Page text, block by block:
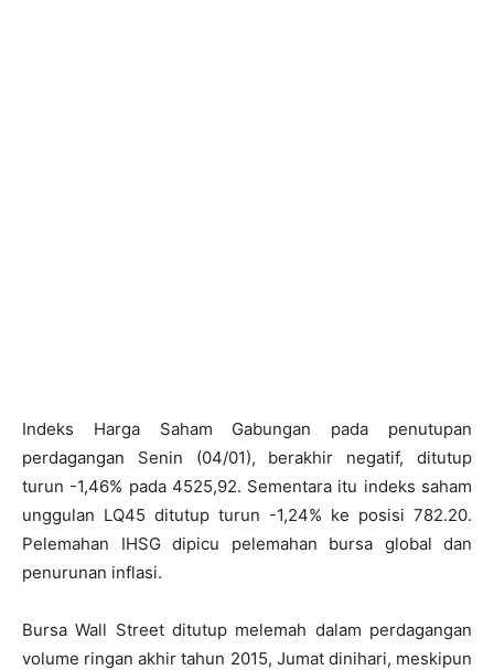
Indeks Harga Saham Gabungan pada penutupan
perdagangan Senin (04/01), berakhir negatif, ditutup
turun -1,46% pada 4525,92. Sementara itu indeks saham
unggulan LQ45 ditutup turun -1,24% ke posisi 782.20.
Pelemahan IHSG dipicu pelemahan bursa global dan
penurunan inflasi.
Bursa Wall Street ditutup melemah dalam perdagangan
volume ringan akhir tahun 2015, Jumat dinihari, meskipun